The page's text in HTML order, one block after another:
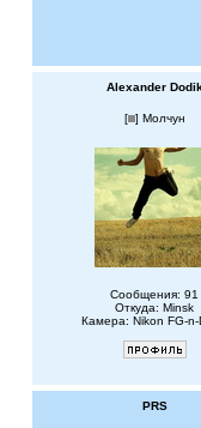
Alexander
[ ] Молчун
Сообщения: 91
Откуда: Minsk
Камера: Nikon FG-n-
PRS